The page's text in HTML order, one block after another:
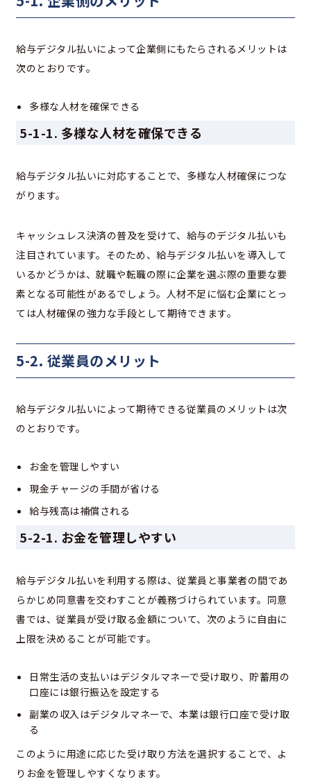
給与デジタル払いによって企業側にもたらされるメリットは
次のとおりです。
多様な人材を確保できる
5-1-1. 多様な人材を確保できる
給与デジタル払いに対応することで、多様な人材確保につな
がります。
キャッシュレス決済の普及を受けて、給与のデジタル払いも
注目されています。そのため、給与デジタル払いを導入して
いるかどうかは、就職や転職の際に企業を選ぶ際の重要な要
素となる可能性があるでしょう。人材不足に悩む企業にとっ
ては人材確保の強力な手段として期待できます。
5-2. 従業員のメリット
給与デジタル払いによって期待できる従業員のメリットは次
のとおりです。
お金を管理しやすい
現金チャージの手間が省ける
給与残高は補償される
5-2-1. お金を管理しやすい
給与デジタル払いを利用する際は、従業員と事業者の間であ
らかじめ同意書を交わすことが義務づけられています。同意
書では、従業員が受け取る金額について、次のように自由に
上限を決めることが可能です。
日常生活の支払いはデジタルマネーで受け取り、貯蓄用の
口座には銀行振込を設定する
副業の収入はデジタルマネーで、本業は銀行口座で受け取
る
このように用途に応じた受け取り方法を選択することで、よ
りお金を管理しやすくなります。